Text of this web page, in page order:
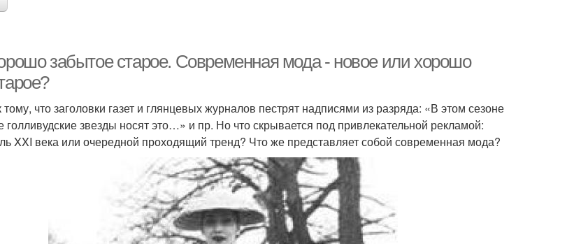
забытое старое. Современная мода - новое или хорошо
что заголовки газет и глянцевых журналов пестрят надписями из разряда: «В этом сезоне
звезды носят это…» и пр. Но что скрывается под привлекательной рекламой:
XXI века или очередной проходящий тренд? Что же представляет собой современная мода?